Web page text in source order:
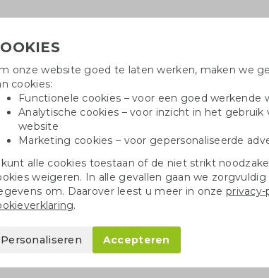
Drinkflessen Balpennen
800 ml gekleurd
gekleurd
onze website goed te laten werken, maken we
cookies:
Functionele cookies – voor een goed werkende
Analytische cookies – voor inzicht in het gebruik
website
Marketing cookies – voor gepersonaliseerde
kunt alle cookies toestaan of de niet strikt
weigeren. In alle gevallen gaan we
om. Daarover leest u meer in onzeprivacy-
.
Personaliseren Accepteren